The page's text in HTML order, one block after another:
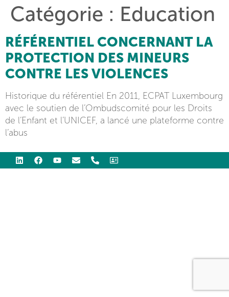
Catégorie : Education
RÉFÉRENTIEL CONCERNANT LA
PROTECTION DES MINEURS
CONTRE LES VIOLENCES
Historique du référentiel En 2011, ECPAT Luxembourg
avec le soutien de l’Ombudscomité pour les Droits
de l’Enfant et l’UNICEF, a lancé une plateforme contre
l’abus